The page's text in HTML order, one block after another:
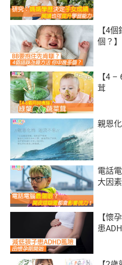
【4
個？】
【4
茸
親恩
電話
大因素
【懷
患